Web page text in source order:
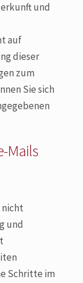
und
auf
dieser
zum
Sie sich
Mails
und
Schritte im